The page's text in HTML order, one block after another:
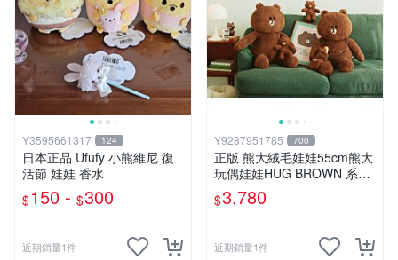
Y3595661317 124
日本正品 Ufufy 小熊維尼 復
活節 娃娃 香水
$150 - $300
近期銷量1件
Y9287951785 700
正版 熊大絨毛娃娃55cm熊大
玩偶娃娃HUG BROWN 系列
55公分韓國 line friends熊大
玩偶娃娃禮物生日
$3,780
近期銷量1件